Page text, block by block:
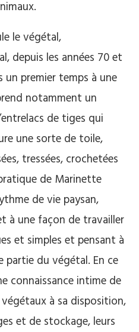
le végétal,
depuis les années 70 et
premier temps à une
notamment un
de tiges qui
une sorte de toile,
tressées, crochetées
de Marinette
de vie paysan,
à une façon de travailler
et simples et pensant à
partie du végétal. En ce
connaissance intime de
à sa disposition,
et de stockage, leurs